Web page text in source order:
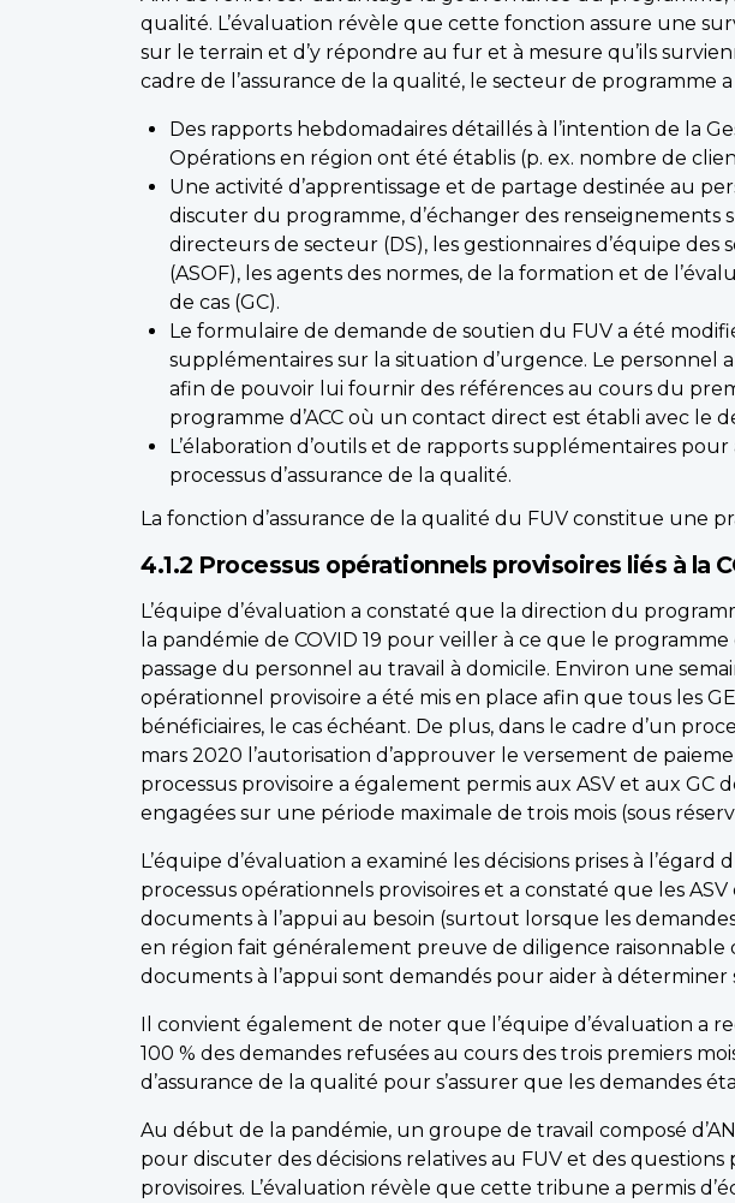
qualité. L’évaluation révèle que cette fonction assure une
sur le terrain et d’y répondre au fur et à mesure qu’ils
cadre de l’assurance de la qualité, le secteur de programme
Des rapports hebdomadaires détaillés à l’intention de la
Opérations en région ont été établis (p. ex. nombre de
Une activité d’apprentissage et de partage destinée au
discuter du programme, d’échanger des renseignements
directeurs de secteur (DS), les gestionnaires d’équipe
(ASOF), les agents des normes, de la formation et de
de cas (GC).
Le formulaire de demande de soutien du FUV a été
supplémentaires sur la situation d’urgence. Le
afin de pouvoir lui fournir des références au cours du
programme d’ACC où un contact direct est établi avec le
L’élaboration d’outils et de rapports supplémentaires
processus d’assurance de la qualité.
La fonction d’assurance de la qualité du FUV constitue
4.1.2 Processus opérationnels provisoires liés à la
L’équipe d’évaluation a constaté que la direction du
la pandémie de COVID 19 pour veiller à ce que le
passage du personnel au travail à domicile. Environ une
opérationnel provisoire a été mis en place afin que tous les
bénéficiaires, le cas échéant. De plus, dans le cadre d’un
mars 2020 l’autorisation d’approuver le versement de
processus provisoire a également permis aux ASV et aux
engagées sur une période maximale de trois mois (sous
L’équipe d’évaluation a examiné les décisions prises à
processus opérationnels provisoires et a constaté que les
documents à l’appui au besoin (surtout lorsque les
en région fait généralement preuve de diligence raisonnable
documents à l’appui sont demandés pour aider à
Il convient également de noter que l’équipe d’évaluation a
100 % des demandes refusées au cours des trois premiers
d’assurance de la qualité pour s’assurer que les
Au début de la pandémie, un groupe de travail composé
pour discuter des décisions relatives au FUV et des
provisoires. L’évaluation révèle que cette tribune a permis